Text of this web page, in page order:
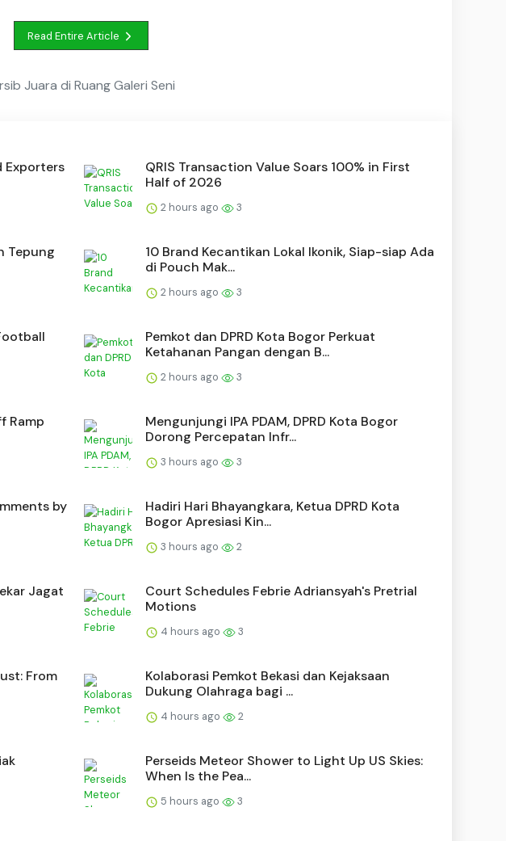
Read Entire Article
Juara di Ruang Galeri Seni
Exporters
QRIS Transaction Value Soars 100% in First
Half of 2026
2 hours ago 3
Tepung
10 Brand Kecantikan Lokal Ikonik, Siap-siap Ada
di Pouch Mak...
2 hours ago 3
Pemkot dan DPRD Kota Bogor Perkuat
Ketahanan Pangan dengan B...
2 hours ago 3
Ramp
Mengunjungi IPA PDAM, DPRD Kota Bogor
Dorong Percepatan Infr...
3 hours ago 3
by
Hadiri Hari Bhayangkara, Ketua DPRD Kota
Bogor Apresiasi Kin...
3 hours ago 2
Jagat
Court Schedules Febrie Adriansyah's Pretrial
Motions
4 hours ago 3
From
Kolaborasi Pemkot Bekasi dan Kejaksaan
Dukung Olahraga bagi ...
4 hours ago 2
Perseids Meteor Shower to Light Up US Skies:
When Is the Pea...
5 hours ago 3